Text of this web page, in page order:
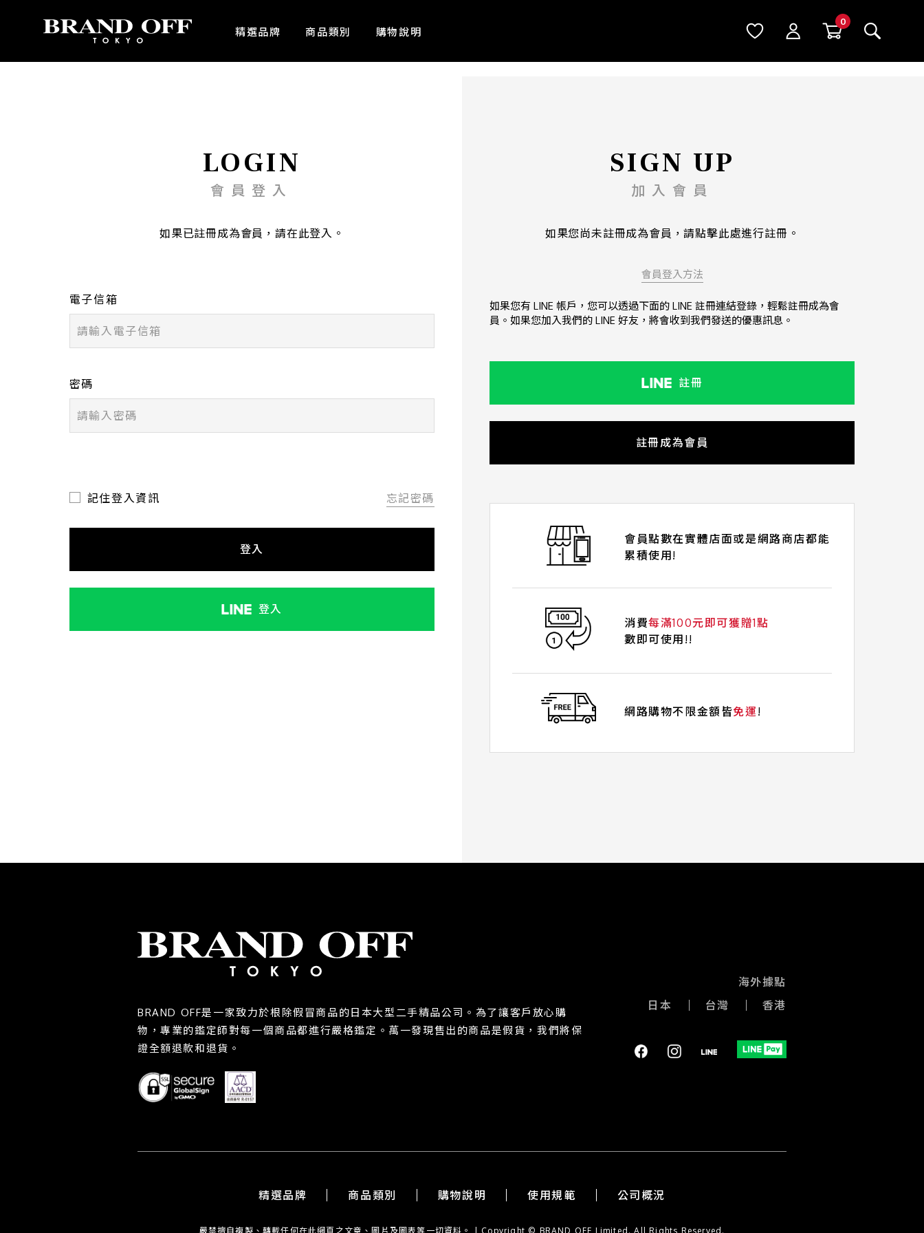
精選品牌
商品類別 購物說明
LOGIN
會員登入
如果已註冊成為會員，請在此登入。
電子信箱
密碼
記住登入資訊 忘記密碼
登入
登入
SIGN UP
加入會員
如果您尚未註冊成為會員，請點擊此處進行註冊。
會員登入方法
如果您有 LINE 帳戶，您可以透過下面的 LINE 註冊連結登錄，輕鬆註冊成為會
員。如果您加入我們的 LINE 好友，將會收到我們發送的優惠訊息。
註冊
註冊成為會員
會員點數在實體店面或是網路商店都能
累積使用!
消費每滿100元即可獲贈1點
數即可使用!!
網路購物不限金額皆免運!
BRAND OFF是一家致力於根除假冒商品的日本大型二手精品公司。為了讓客戶放心購
物，專業的鑑定師對每一個商品都進行嚴格鑑定。萬一發現售出的商品是假貨，我們將保
證全額退款和退貨。
海外據點
日本
台灣 香港
精選品牌 商品類別 購物說明 使用規範 公司概況
嚴禁擅自複製、轉載任何在此網頁之文章、圖片及圖表等一切資料。 | Copyright © BRAND OFF Limited. All Rights Reserved.